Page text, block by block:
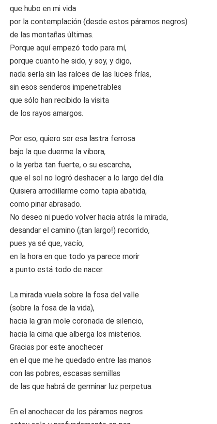
que hubo en mi vida
por la contemplación (desde estos páramos negros)
de las montañas últimas.
Porque aquí empezó todo para mí,
porque cuanto he sido, y soy, y digo,
nada sería sin las raíces de las luces frías,
sin esos senderos impenetrables
que sólo han recibido la visita
de los rayos amargos.
Por eso, quiero ser esa lastra ferrosa
bajo la que duerme la víbora,
o la yerba tan fuerte, o su escarcha,
que el sol no logró deshacer a lo largo del día.
Quisiera arrodillarme como tapia abatida,
como pinar abrasado.
No deseo ni puedo volver hacia atrás la mirada,
desandar el camino (¡tan largo!) recorrido,
pues ya sé que, vacío,
en la hora en que todo ya parece morir
a punto está todo de nacer.
La mirada vuela sobre la fosa del valle
(sobre la fosa de la vida),
hacia la gran mole coronada de silencio,
hacia la cima que alberga los misterios.
Gracias por este anochecer
en el que me he quedado entre las manos
con las pobres, escasas semillas
de las que habrá de germinar luz perpetua.
En el anochecer de los páramos negros